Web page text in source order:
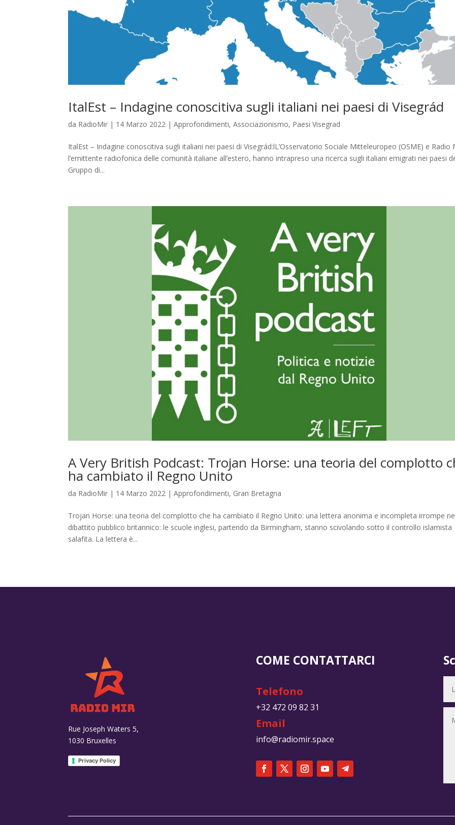
ItalEst – Indagine conoscitiva sugli italiani nei paesi di Visegrád
da RadioMir | 14 Marzo 2022 |Approfondimenti,Associazionismo, Paesi Visegrad
ItalEst – Indagine conoscitiva sugli italiani nei paesi di Visegrád:lL’Osservatorio Sociale Mitteleuropeo (OSME) e Radio
l’emittente radiofonica delle comunità italiane all’estero, hanno intrapreso una ricerca sugli italiani emigrati nei paesi
Gruppo di...
A Very British Podcast: Trojan Horse: una teoria del complotto
ha cambiato il Regno Unito
da RadioMir | 14 Marzo 2022 |Approfondimenti, Gran Bretagna
Trojan Horse: una teoria del complotto che ha cambiato il Regno Unito: una lettera anonima e incompleta irrompe
dibattito pubblico britannico: le scuole inglesi, partendo da Birmingham, stanno scivolando sotto il controllo islamista
salafita. La lettera è...
Rue Joseph Waters 5,
1030 Bruxelles
Privacy Policy
COME CONTATTARCI
Telefono
+32 472 09 82 31
Email
info@radiomir.space